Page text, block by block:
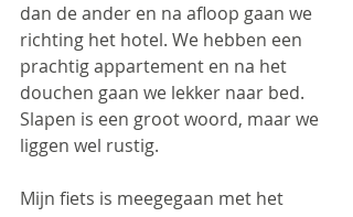
dan de ander en na afloop gaan we
richting het hotel. We hebben een
prachtig appartement en na het
douchen gaan we lekker naar bed.
Slapen is een groot woord, maar we
liggen wel rustig.
Mijn fiets is meegegaan met het